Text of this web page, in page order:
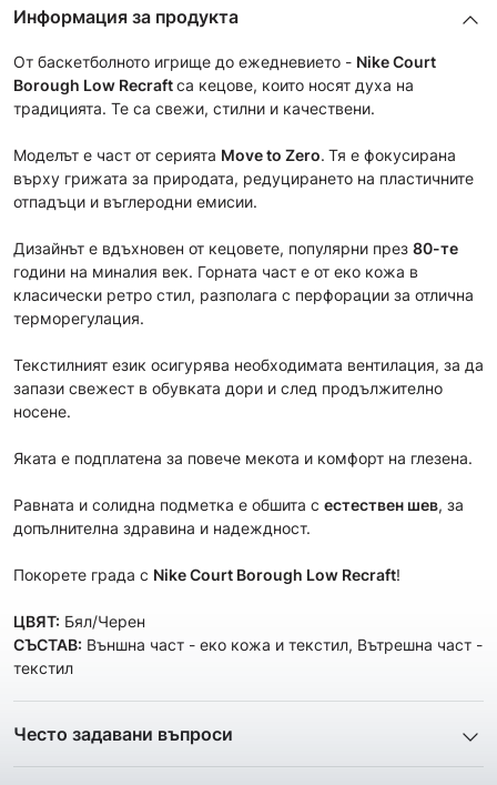
Информация за продукта
От баскетболното игрище до ежедневието - Nike Court
Borough Low Recraftса кецове, които носят духа на
традицията. Те са свежи, стилни и качествени.
Моделът е част от сериятa Move to Zero. Тя е фокусирана
върху грижата за природата, редуцирането на пластичните
отпадъци и въглеродни емисии.
Дизайнът е вдъхновен от кецовете, популярни през 80-те
години на миналия век. Горната част е от еко кожа в
класически ретро стил, разполага с перфорации за отлична
терморегулация.
Текстилният език осигурява необходимата вентилация, за да
запази свежест в обувката дори и след продължително
носене.
Яката е подплатена за повече мекота и комфорт на глезена.
Равната и солидна подметка е обшита с естествен шев, за
допълнителна здравина и надеждност.
Покорете града с Nike Court Borough Low Recraft!
ЦВЯТ: Бял/Черен
СЪСТАВ: Външна част - еко кожа и текстил, Вътрешна част -
текстил
Често задавани въпроси